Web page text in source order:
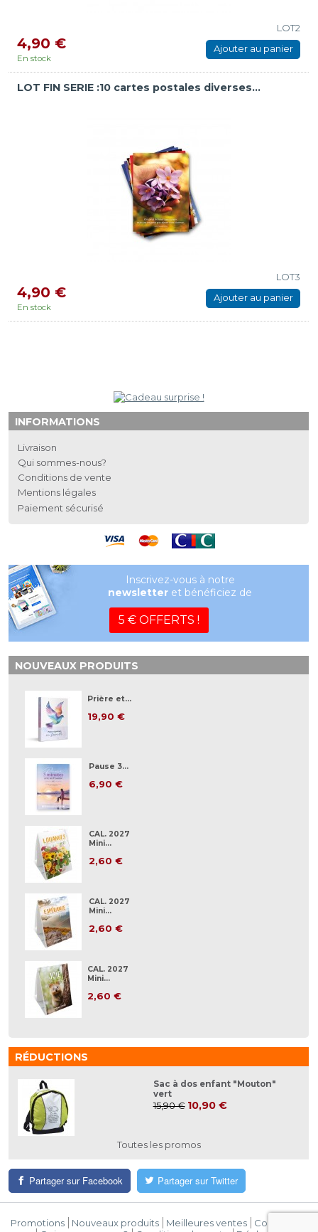
LOT2
4,90 €
En stock
Ajouter au panier
LOT FIN SERIE :10 cartes postales diverses...
LOT3
4,90 €
En stock
Ajouter au panier
INFORMATIONS
Livraison
Qui sommes-nous?
Conditions de vente
Mentions légales
Paiement sécurisé
Inscrivez-vous à notre
newsletter et bénéficiez de
5 € OFFERTS !
NOUVEAUX PRODUITS
Prière et...
19,90 €
Pause 3...
6,90 €
CAL. 2027
Mini...
2,60 €
CAL. 2027
Mini...
2,60 €
CAL. 2027
Mini...
2,60 €
RÉDUCTIONS
Sac à dos enfant "Mouton"
vert
15,90 € 10,90 €
Toutes les promos
Partager sur Facebook Partager sur Twitter
Promotions Nouveaux produits Meilleures ventes
Contactez-